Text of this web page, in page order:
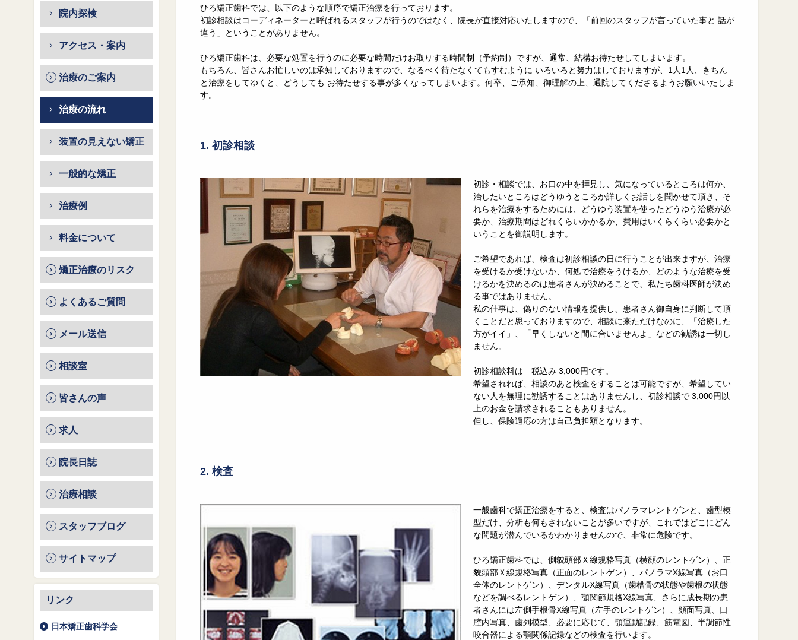
院内探検
アクセス・案内
治療のご案内
治療の流れ
装置の見えない矯正
一般的な矯正
治療例
料金について
矯正治療のリスク
よくあるご質問
メール送信
相談室
皆さんの声
求人
院長日誌
治療相談
スタッフブログ
サイトマップ
リンク
日本矯正歯科学会
ひろ矯正歯科では、以下のような順序で矯正治療を行っております。
初診相談はコーディネーターと呼ばれるスタッフが行うのではなく、院長が直接対応いたしますので、「前回のスタッフが言っていた事と 話が
違う」ということがありません。
ひろ矯正歯科は、必要な処置を行うのに必要な時間だけお取りする時間制（予約制）ですが、通常、結構お待たせしてしまいます。
もちろん、皆さんお忙しいのは承知しておりますので、なるべく待たなくてもすむように いろいろと努力はしておりますが、1人1人、きちん
と治療をしてゆくと、どうしても お待たせする事が多くなってしまいます。何卒、ご承知、御理解の上、通院してくださるようお願いいたしま
す。
1. 初診相談
初診・相談では、お口の中を拝見し、気になっているところは何か、
治したいところはどうゆうところか詳しくお話しを聞かせて頂き、そ
れらを治療をするためには、どうゆう装置を使ったどうゆう治療が必
要か、治療期間はどれくらいかかるか、費用はいくらくらい必要かと
いうことを御説明します。
ご希望であれば、検査は初診相談の日に行うことが出来ますが、治療
を受けるか受けないか、何処で治療をうけるか、どのような治療を受
けるかを決めるのは患者さんが決めることで、私たち歯科医師が決め
る事ではありません。
私の仕事は、偽りのない情報を提供し、患者さん御自身に判断して頂
くことだと思っておりますので、相談に来ただけなのに、「治療した
方がイイ」、「早くしないと間に合いませんよ」などの勧誘は一切し
ません。
初診相談料は 税込み 3,000円です。
希望されれば、相談のあと検査をすることは可能ですが、希望してい
ない人を無理に勧誘することはありませんし、初診相談で 3,000円以
上のお金を請求されることもありません。
但し、保険適応の方は自己負担額となります。
2. 検査
一般歯科で矯正治療をすると、検査はパノラマレントゲンと、歯型模
型だけ、分析も何もされないことが多いですが、これではどこにどん
な問題が潜んでいるかわかりませんので、非常に危険です。
ひろ矯正歯科では、側貌頭部Ｘ線規格写真（横顔のレントゲン）、正
貌頭部Ｘ線規格写真（正面のレントゲン）、パノラマX線写真（お口
全体のレントゲン）、デンタルX線写真（歯槽骨の状態や歯根の状態
などを調べるレントゲン）、顎関節規格X線写真、さらに成長期の患
者さんには左側手根骨X線写真（左手のレントゲン）、顔面写真、口
腔内写真、歯列模型、必要に応じて、顎運動記録、筋電図、半調節性
咬合器による顎関係記録などの検査を行います。